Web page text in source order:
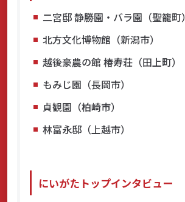
二宮邸 静勝園・バラ園（聖籠町）
北方文化博物館（新潟市）
越後豪農の館 椿寿荘（田上町）
もみじ園（長岡市）
貞観園（柏崎市）
林富永邸（上越市）
にいがたトップインタビュー